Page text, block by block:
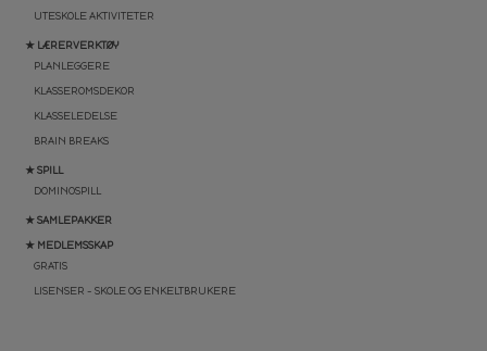
UTESKOLE AKTIVITETER
★ LÆRERVERKTØY
PLANLEGGERE
KLASSEROMSDEKOR
KLASSELEDELSE
BRAIN BREAKS
★ SPILL
DOMINOSPILL
★ SAMLEPAKKER
★ MEDLEMSSKAP
GRATIS
LISENSER – SKOLE OG ENKELTBRUKERE